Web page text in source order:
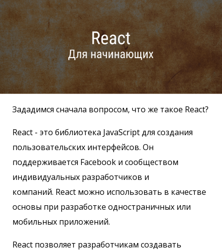
Зададимся сначала вопросом, что же такое React?
React - это библиотека JavaScript для создания
пользовательских интерфейсов. Он
поддерживается Facebook и сообществом
индивидуальных разработчиков и
компаний. React можно использовать в качестве
основы при разработке одностраничных или
мобильных приложений.
React позволяет разработчикам создавать